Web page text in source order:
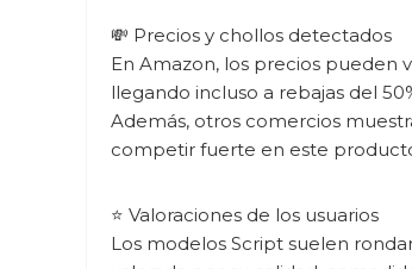
💸 Precios y chollos detectados
En Amazon, los precios pueden
llegando incluso a rebajas del
Además, otros comercios
competir fuerte en este
⭐ Valoraciones de los usuarios
Los modelos Script suelen